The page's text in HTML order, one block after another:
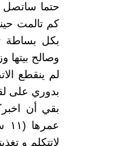
حتما ساتصل
كم تالمت
بكل بساطة
وصالح بيتها
لم ينقطع
بدوري على
بقي أن
لاتتكلم و